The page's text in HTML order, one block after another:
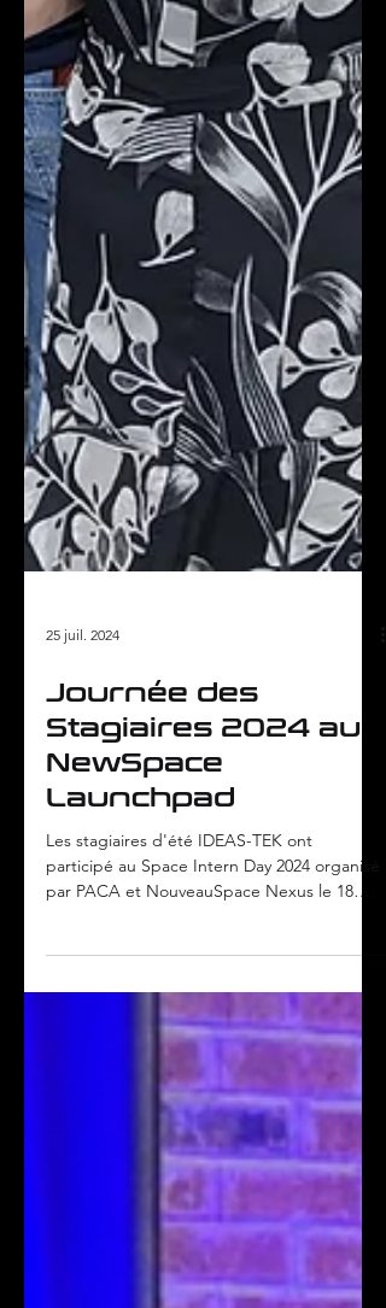
25 juil. 2024
Journée des
Stagiaires 2024 au
NewSpace
participé au Space Intern Day 2024 organisé
par PACA et NouveauSpace Nexus le 18
juillet 2024. Les...